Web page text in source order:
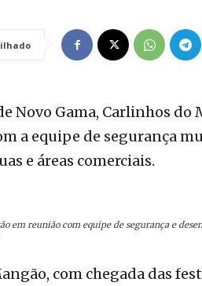
Novo Gama, Carlinhos do
a equipe de segurança
e áreas comerciais.
em reunião com equipe de segurança e
com chegada das